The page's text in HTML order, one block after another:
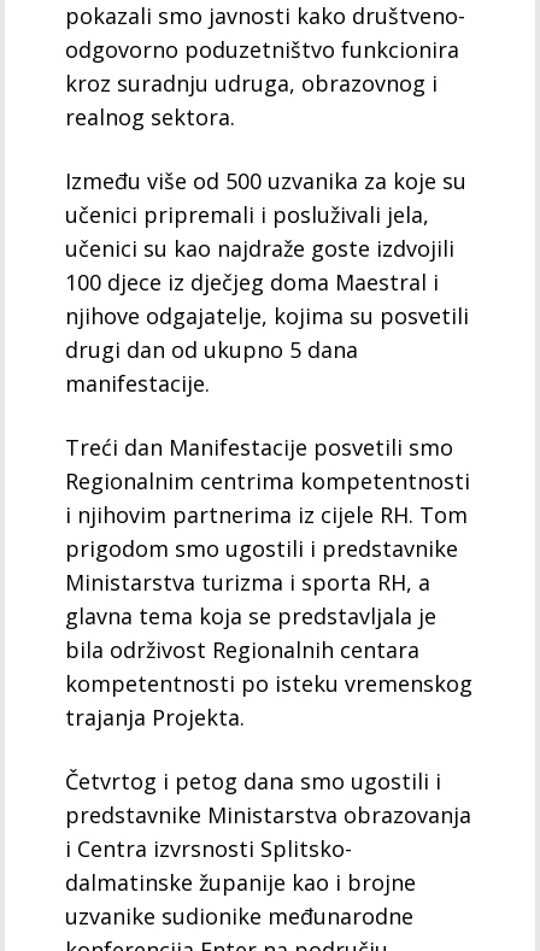
pokazali smo javnosti kako društveno-
odgovorno poduzetništvo funkcionira
kroz suradnju udruga, obrazovnog i
realnog sektora.
Između više od 500 uzvanika za koje su
učenici pripremali i posluživali jela,
učenici su kao najdraže goste izdvojili
100 djece iz dječjeg doma Maestral i
njihove odgajatelje, kojima su posvetili
drugi dan od ukupno 5 dana
manifestacije.
Treći dan Manifestacije posvetili smo
Regionalnim centrima kompetentnosti
i njihovim partnerima iz cijele RH. Tom
prigodom smo ugostili i predstavnike
Ministarstva turizma i sporta RH, a
glavna tema koja se predstavljala je
bila održivost Regionalnih centara
kompetentnosti po isteku vremenskog
trajanja Projekta.
Četvrtog i petog dana smo ugostili i
predstavnike Ministarstva obrazovanja
i Centra izvrsnosti Splitsko-
dalmatinske županije kao i brojne
uzvanike sudionike međunarodne